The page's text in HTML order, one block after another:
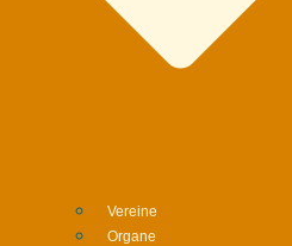
Vereine
Organe